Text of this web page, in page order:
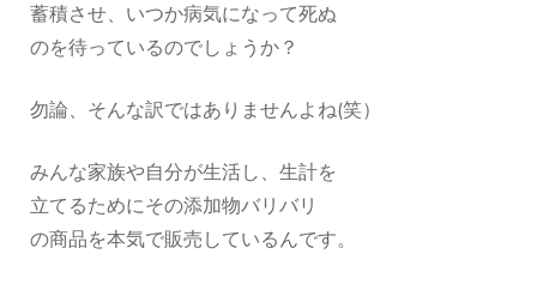
蓄積させ、いつか病気になって死ぬ
のを待っているのでしょうか？
勿論、そんな訳ではありませんよね(笑）
みんな家族や自分が生活し、生計を
立てるためにその添加物バリバリ
の商品を本気で販売しているんです。